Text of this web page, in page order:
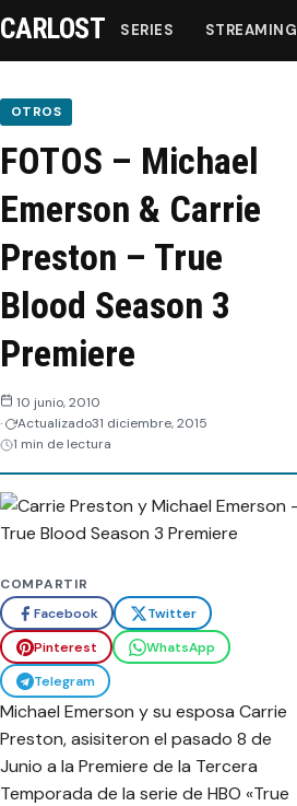
Series
Streaming
Recomendaciones
Videos
Webisodios
CARLOST SERIES STREAMING
OTROS
FOTOS – Michael
Emerson & Carrie
Preston – True
Blood Season 3
Premiere
10 junio, 2010
Actualizado31 diciembre, 2015
1 min de lectura
COMPARTIR
Facebook
Twitter
Pinterest
WhatsApp
Telegram
Michael Emerson y su esposa Carrie
Preston, asisiteron el pasado 8 de
Junio a la Premiere de la Tercera
Temporada de la serie de HBO «True